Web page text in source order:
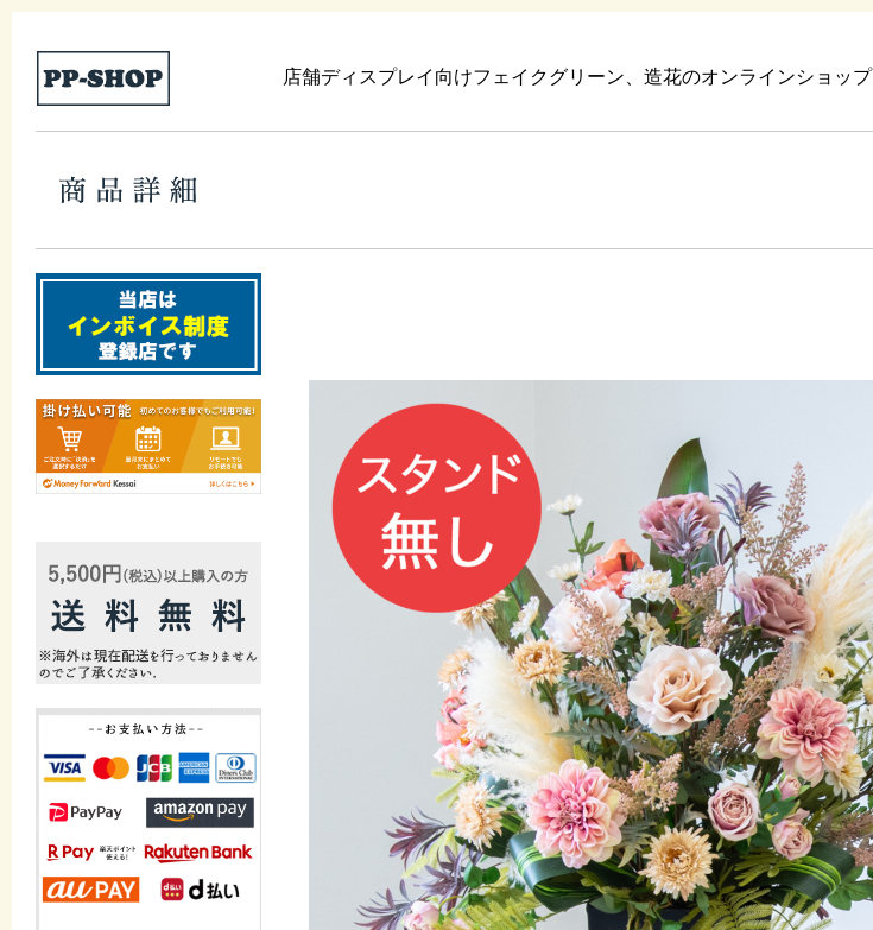
店舗ディスプレイ向けフェイクグリーン、造花のオンラインショップ